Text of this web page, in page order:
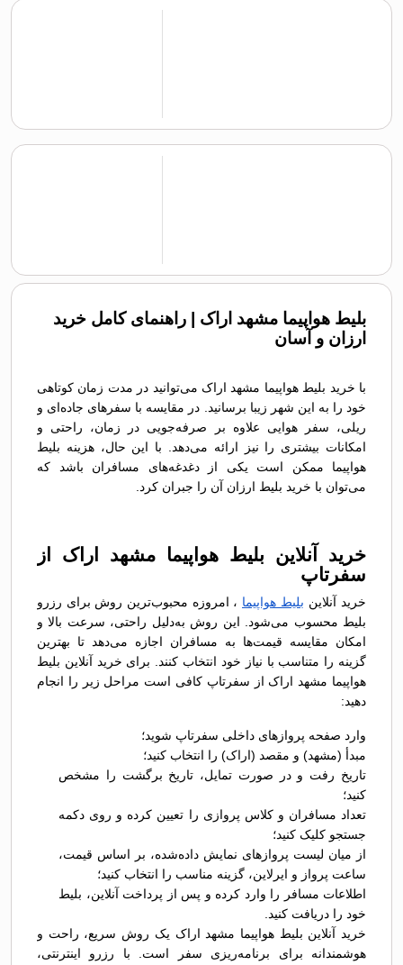
بلیط هواپیما مشهد اراک | راهنمای کامل خرید
ارزان و آسان
با خرید بلیط هواپیما مشهد اراک می‌توانید در مدت زمان کوتاهی
خود را به این شهر زیبا برسانید. در مقایسه با سفرهای جاده‌ای و
ریلی، سفر هوایی علاوه بر صرفه‌جویی در زمان، راحتی و
امکانات بیشتری را نیز ارائه می‌دهد. با این حال، هزینه بلیط
هواپیما ممکن است یکی از دغدغه‌های مسافران باشد که
می‌توان با خرید بلیط ارزان آن را جبران کرد.
خرید آنلاین بلیط هواپیما مشهد اراک از
سفرتاپ
خرید آنلاین بلیط هواپیما ، امروزه محبوب‌ترین روش برای رزرو
بلیط محسوب می‌شود. این روش به‌دلیل راحتی، سرعت بالا و
امکان مقایسه قیمت‌ها به مسافران اجازه می‌دهد تا بهترین
گزینه را متناسب با نیاز خود انتخاب کنند. برای خرید آنلاین بلیط
هواپیما مشهد اراک از سفرتاپ کافی است مراحل زیر را انجام
دهید:
وارد صفحه پروازهای داخلی سفرتاپ شوید؛
مبدأ (مشهد) و مقصد (اراک) را انتخاب کنید؛
تاریخ رفت و در صورت تمایل، تاریخ برگشت را مشخص
کنید؛
تعداد مسافران و کلاس پروازی را تعیین کرده و روی دکمه
جستجو کلیک کنید؛
از میان لیست پروازهای نمایش داده‌شده، بر اساس قیمت،
ساعت پرواز و ایرلاین، گزینه مناسب را انتخاب کنید؛
اطلاعات مسافر را وارد کرده و پس از پرداخت آنلاین، بلیط
خود را دریافت کنید.
خرید آنلاین بلیط هواپیما مشهد اراک یک روش سریع، راحت و
هوشمندانه برای برنامه‌ریزی سفر است. با رزرو اینترنتی،